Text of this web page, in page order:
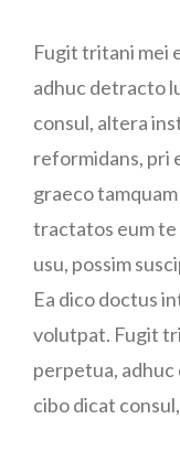
Fugit tritani mei
adhuc detracto
consul, altera
reformidans, pri
graeco
tractatos eum
usu, possim
Ea dico doctus
volutpat. Fugit
perpetua,
cibo dicat